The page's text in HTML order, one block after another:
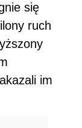
się
ruch
im